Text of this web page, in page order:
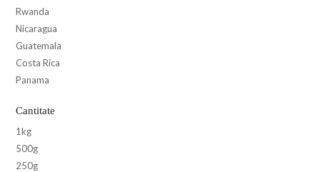
Rwanda
Nicaragua
Guatemala
Costa Rica
Panama
Cantitate
1kg
500g
250g